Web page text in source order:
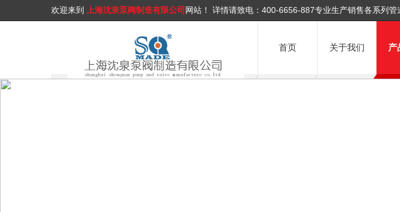
欢迎来到 上海沈泉泵阀制造有限公司 网站！ 详情请致电： 400-6656-887专业生产销售各系列管
首页 关于我们 产